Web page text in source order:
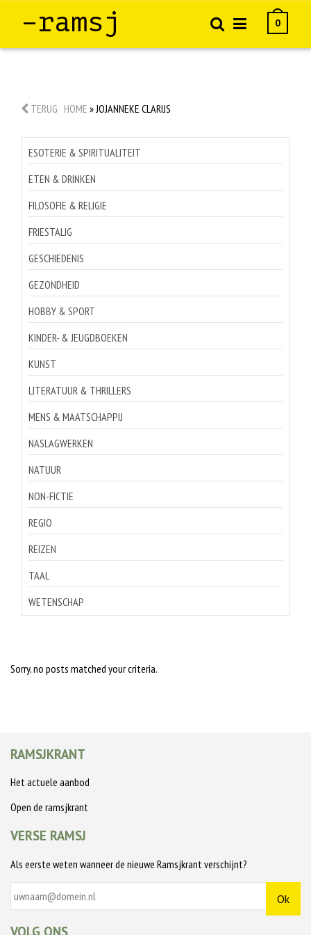
–ramsj 0
TERUG HOME »JOJANNEKE CLARIJS
ESOTERIE & SPIRITUALITEIT
ETEN & DRINKEN
FILOSOFIE & RELIGIE
FRIESTALIG
GESCHIEDENIS
GEZONDHEID
HOBBY & SPORT
KINDER- & JEUGDBOEKEN
KUNST
LITERATUUR & THRILLERS
MENS & MAATSCHAPPIJ
NASLAGWERKEN
NATUUR
NON-FICTIE
REGIO
REIZEN
TAAL
WETENSCHAP
Sorry, no posts matched your criteria.
RAMSJKRANT
Het actuele aanbod
Open de ramsjkrant
VERSE RAMSJ
Als eerste weten wanneer de nieuwe Ramsjkrant verschijnt?
VOLG ONS